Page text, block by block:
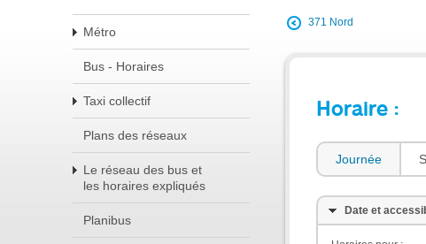
Métro
Bus - Horaires
Taxi collectif
Plans des réseaux
Le réseau des bus et
les horaires expliqués
Planibus
371 Nord
Horaire :
Journée
Date et